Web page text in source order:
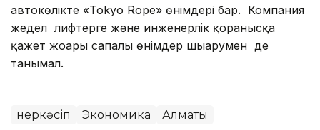
автокөлікте «Tokyo Rope» өнімдері бар. Компания
жедел лифтерге және инженерлік қорғанысқа
қажет жоғары сапалы өнімдер шығарумен де
танымал.
Өнеркәсіп Экономика Алматы